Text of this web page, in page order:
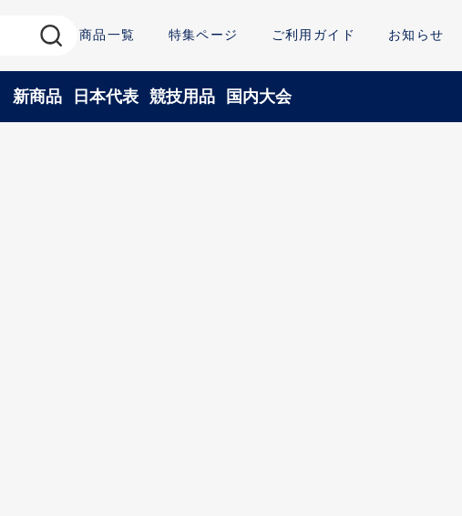
商品一覧 特集ページ ご利用ガイド お知らせ
新商品 日本代表 競技用品 国内大会